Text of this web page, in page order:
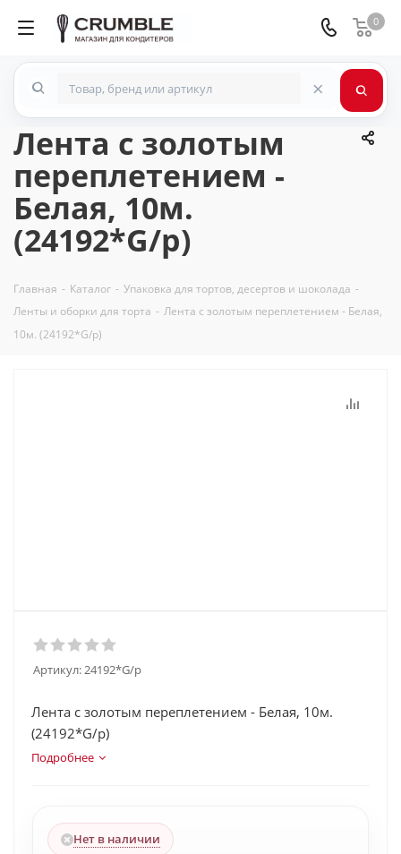
0
×
Лента с золотым
переплетением -
Белая, 10м.
(24192*G/p)
Главная - Каталог - Упаковка для тортов, десертов и шоколада -
Ленты и оборки для торта - Лента с золотым переплетением - Белая,
10м. (24192*G/p)
Артикул:24192*G/p
Лента с золотым переплетением - Белая, 10м.
(24192*G/p)
Подробнее
Нет в наличии